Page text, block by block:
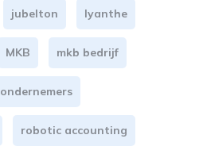
jubelton lyanthe
MKB mkb bedrijf
ondernemers
robotic accounting